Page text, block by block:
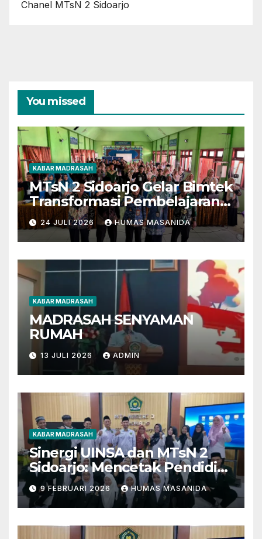
Chanel MTsN 2 Sidoarjo
You missed
KABAR MADRASAH
MTsN 2 Sidoarjo Gelar Bimtek
Transformasi Pembelajaran
Berbasis AI dan Deep
Learning
24 JULI 2026 HUMAS MASANIDA
KABAR MADRASAH
MADRASAH SENYAMAN
RUMAH
13 JULI 2026 ADMIN
KABAR MADRASAH
Sinergi UINSA dan MTsN 2
Sidoarjo: Mencetak Pendidik
Berkarakter Menghadapi
Tantangan Zaman
9 FEBRUARI 2026 HUMAS MASANIDA